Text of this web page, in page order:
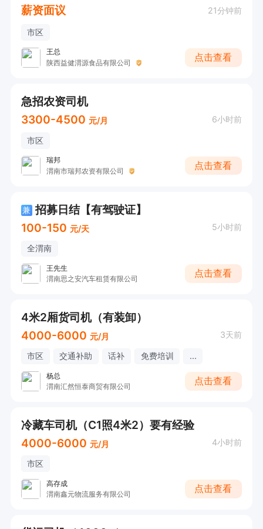
薪资面议
21分钟前
市区
王总
陕西益健渭源食品有限公司
点击查看
急招农资司机
3300-4500 元/月 6小时前
市区
瑞邦
渭南市瑞邦农资有限公司
点击查看
兼 招募日结【有驾驶证】
100-150 元/天 5小时前
全渭南
王先生
渭南思之安汽车租赁有限公司
点击查看
4米2厢货司机（有装卸）
4000-6000 元/月 3天前
市区 交通补助 话补 免费培训 ...
杨总
渭南汇然恒泰商贸有限公司
点击查看
冷藏车司机（C1照4米2）要有经验
4000-6000 元/月 4小时前
市区
高存成
渭南鑫元物流服务有限公司
点击查看